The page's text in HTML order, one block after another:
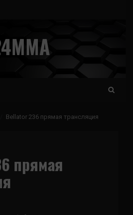
Bellator 236 прямая трансляция
прямая